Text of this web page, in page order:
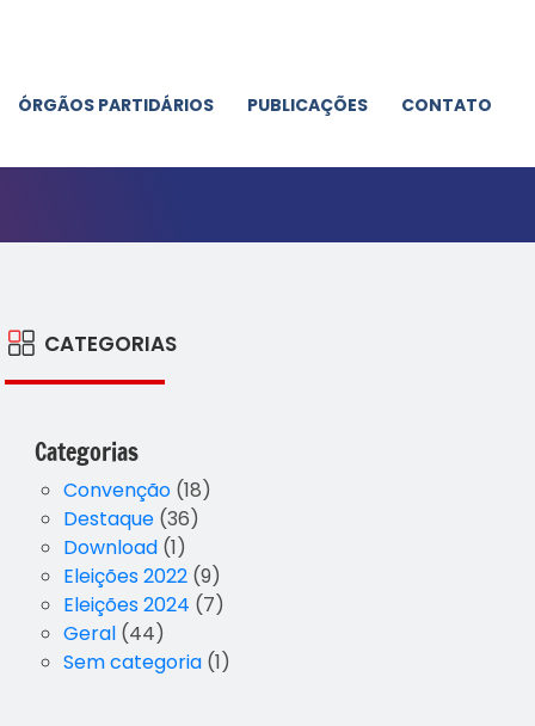
ÓRGÃOS PARTIDÁRIOS PUBLICAÇÕES CONTATO
CATEGORIAS
Categorias
Convenção (18)
Destaque (36)
Download (1)
Eleições 2022 (9)
Eleições 2024 (7)
Geral (44)
Sem categoria (1)